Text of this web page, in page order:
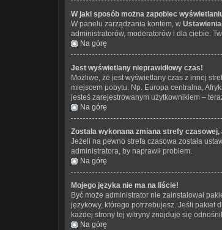
W jaki sposób można zapobiec
W panelu zarządzania kontem, w
administratorów, moderatorów i dla ciebie.
Na górę
Jest wyświetlany nieprawidłowy czas!
Możliwe, że jest wyświetlany czas z innej
miejscem pobytu. Np. Europa centralna,
jesteś zarejestrowanym użytkownikiem –
Na górę
Została wykonana zmiana strefy
Jeżeli na pewno strefa czasowa została
administratora, by naprawił problem.
Na górę
Mojego języka nie ma na liście!
Być może administrator nie zainstalował
językowy, którego potrzebujesz. Jeśli pakiet
każdej strony tej witryny znajduje się
Na górę